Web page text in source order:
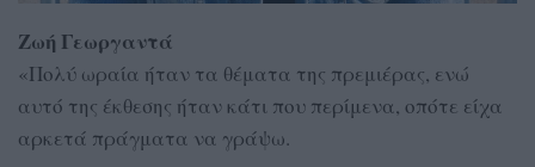
Ζωή Γεωργαντά
«Πολύ ωραία ήταν τα θέματα της πρεμιέρας, ενώ
αυτό της έκθεσης ήταν κάτι που περίμενα, οπότε είχα
αρκετά πράγματα να γράψω.